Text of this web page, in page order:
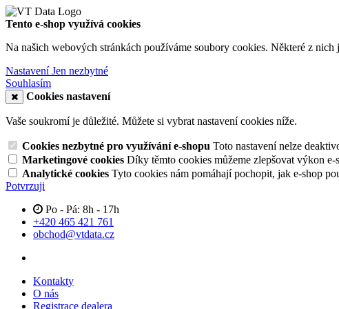
Tento e-shop využívá cookies
Na našich webových stránkách používáme soubory cookies. Některé z
NastaveníJen nezbytné
Souhlasím
Cookies nastavení
Vaše soukromí je důležité. Můžete si vybrat nastavení cookies níže.
Cookies nezbytné pro využívání e-shopu Toto nastavení nelze
Marketingové cookies Díky těmto cookies můžeme zlepšovat výkon
Analytické cookies Tyto cookies nám pomáhají pochopit, jak e-shop
Potvrzuji
Po - Pá: 8h - 17h
+420 465 421 761
obchod@vtdata.cz
Kontakty
O nás
Registrace dealera